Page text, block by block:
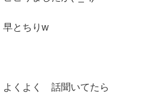
早とちりw
よくよく 話聞いてたら